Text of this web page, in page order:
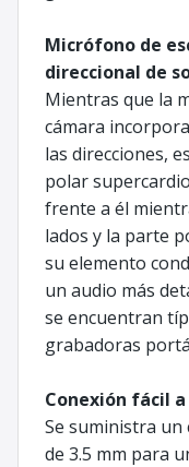
Micrófono de
direccional de
Mientras que la
cámara
las direcciones,
polar
frente a él
lados y la parte
su elemento
un audio más
se encuentran
grabadoras
Conexión fácil
Se suministra un
de 3.5 mm para